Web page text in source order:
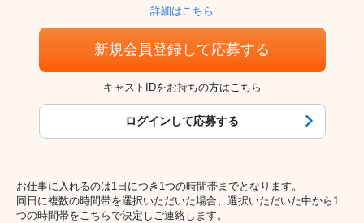
詳細はこちら
新規会員登録して応募する
キャストIDをお持ちの方はこちら
ログインして応募する
お仕事に入れるのは1日につき1つの時間帯までとなります。
同日に複数の時間帯を選択いただいた場合、選択いただいた中から1
つの時間帯をこちらで決定しご連絡します。